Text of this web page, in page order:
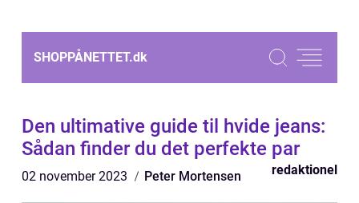
SHOPPÅNETTET.dk
Den ultimative guide til hvide jeans:
Sådan finder du det perfekte par
02 november 2023 Peter Mortensen redaktionel